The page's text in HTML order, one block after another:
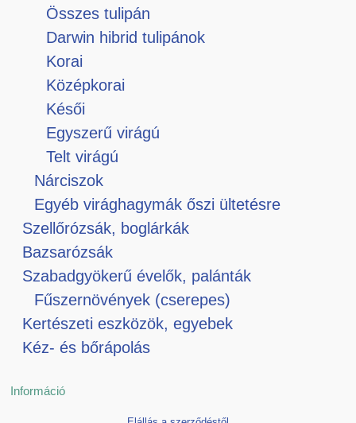
Összes tulipán
Darwin hibrid tulipánok
Korai
Középkorai
Késői
Egyszerű virágú
Telt virágú
Nárciszok
Egyéb virághagymák őszi ültetésre
Szellőrózsák, boglárkák
Bazsarózsák
Szabadgyökerű évelők, palánták
Fűszernövények (cserepes)
Kertészeti eszközök, egyebek
Kéz- és bőrápolás
Információ